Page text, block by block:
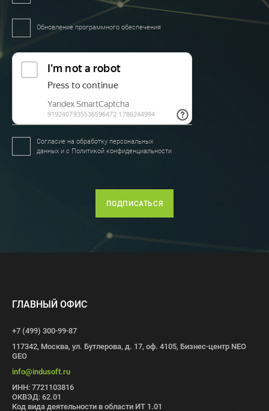
Обновление программного обеспечения
Согласие на обработку персональных
данных и с Политикой конфиденциальности
ПОДПИСАТЬСЯ
ГЛАВНЫЙ ОФИС
+7 (499) 300-99-87
117342, Москва, ул. Бутлерова, д. 17, оф. 4105, Бизнес-центр NEO
GEO
info@indusoft.ru
ИНН: 7721103816
ОКВЭД: 62.01
Код вида деятельности в области ИТ 1.01